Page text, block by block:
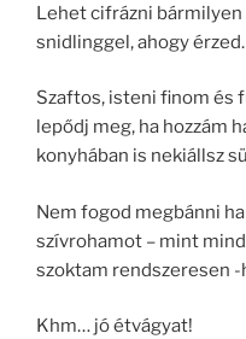
Lehet cifrázni
snidlinggel, ahogy érzed.
Szaftos, isteni finom és
lepődj meg, ha hozzám
konyhában is nekiállsz
Nem fogod megbánni
szívrohamot – mint
szoktam rendszeresen
Khm… jó étvágyat!